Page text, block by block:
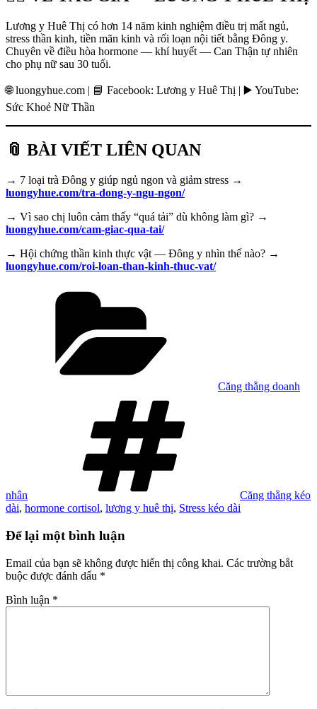
Lương y Huê Thị có hơn 14 năm kinh nghiệm điều trị mất ngủ,
stress thần kinh, tiền mãn kinh và rối loạn nội tiết bằng Đông y.
Chuyên về điều hòa hormone — khí huyết — Can Thận tự nhiên
cho phụ nữ sau 30 tuổi.
🌐 luongyhue.com | 📘 Facebook: Lương y Huê Thị | ▶️ YouTube:
Sức Khoẻ Nữ Thần
📎 BÀI VIẾT LIÊN QUAN
→ 7 loại trà Đông y giúp ngủ ngon và giảm stress →
luongyhue.com/tra-dong-y-ngu-ngon/
→ Vì sao chị luôn cảm thấy “quá tải” dù không làm gì? →
luongyhue.com/cam-giac-qua-tai/
→ Hội chứng thần kinh thực vật — Đông y nhìn thế nào? →
luongyhue.com/roi-loan-than-kinh-thuc-vat/
Căng thẳng doanh
nhân
Căng thẳng kéo
dài, hormone cortisol, lương y huê thị, Stress kéo dài
Để lại một bình luận
Email của bạn sẽ không được hiển thị công khai. Các trường bắt
buộc được đánh dấu *
Bình luận *